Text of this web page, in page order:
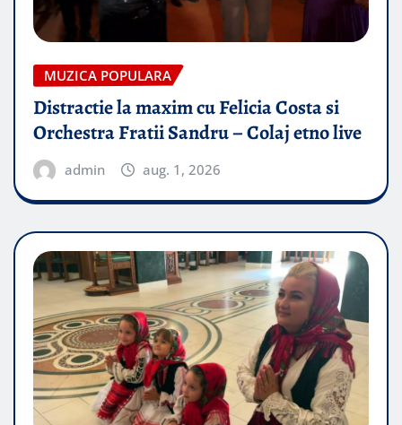
MUZICA POPULARA
Distractie la maxim cu Felicia Costa si
Orchestra Fratii Sandru – Colaj etno live
admin aug. 1, 2026